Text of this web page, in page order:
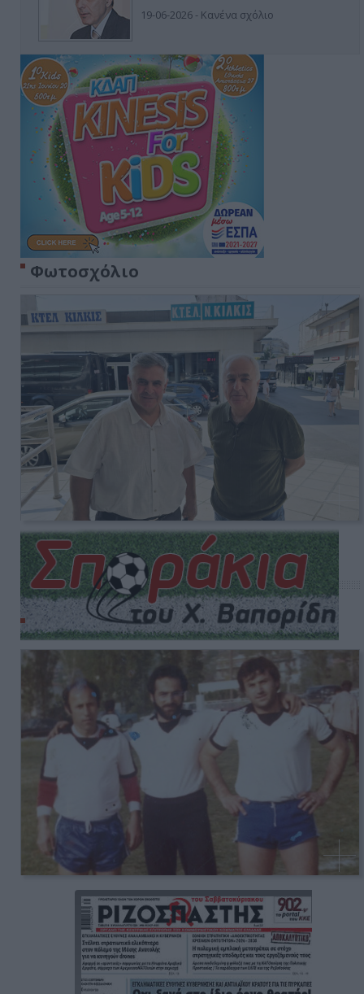
19-06-2026 - Κανένα σχόλιο
Φωτοσχόλιο